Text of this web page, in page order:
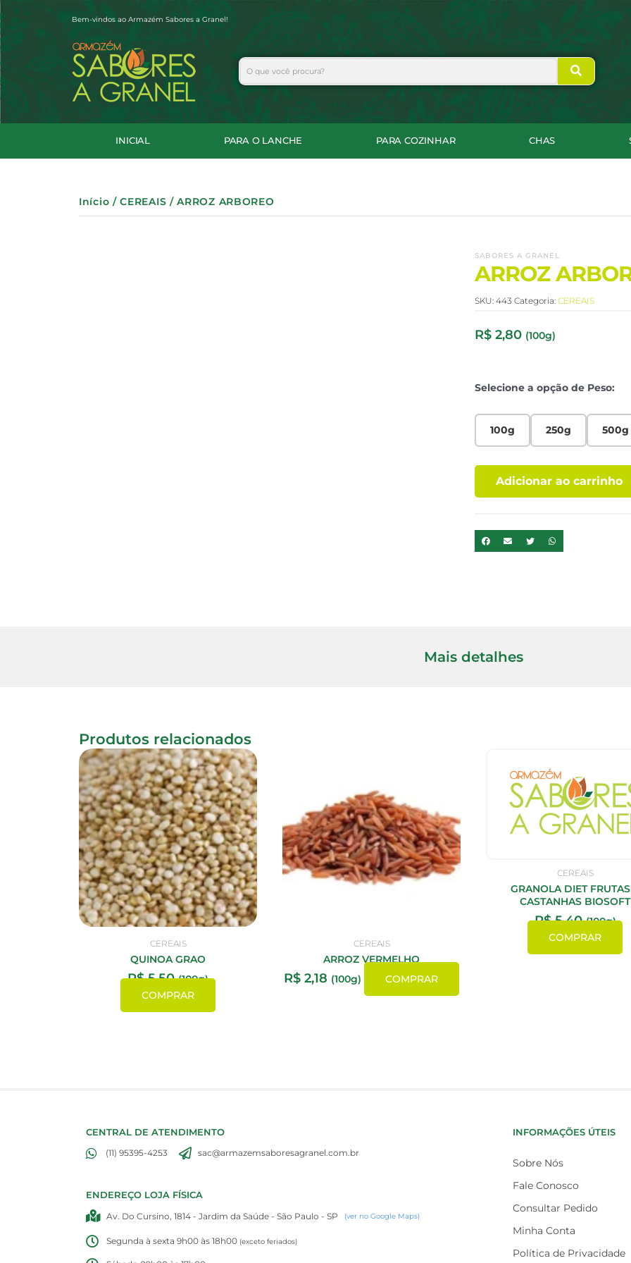
para
o
conteúdo
Bem-vindos ao Armazém Sabores a Granel!
Search
INICIAL PARA O LANCHE PARA COZINHAR CHAS
Início /CEREAIS / ARROZ ARBOREO
SABORES A GRANEL
ARROZ
SKU: 443 Categoria: CEREAIS
R$2,80 (100g)
Selecione a opção de Peso:
100g 250g 500g
Adicionar ao carrinho
Mais detalhes
Produtos relacionados
CEREAIS
QUINOA GRAO
R$5,50 (100g)
COMPRAR
CEREAIS
ARROZ VERMELHO
R$ 2,18 (100g) COMPRAR
CEREAIS
GRANOLA DIET
CASTANHAS BIOSOFT
R$5,40 (100g)
COMPRAR
CENTRAL DE ATENDIMENTO
(11) 95395-4253 sac@armazemsaboresagranel.com.br
ENDEREÇO LOJA FÍSICA
Av. Do Cursino, 1814 - Jardim da Saúde - São Paulo - SP (ver no Google Maps)
Segunda à sexta 9h00 às 18h00 (exceto feriados)
INFORMAÇÕES ÚTEIS
Sobre Nós
Fale Conosco
Consultar Pedido
Minha Conta
Política de Privacidade